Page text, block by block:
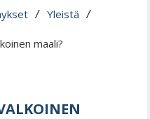
/ Yleistä /
maali?